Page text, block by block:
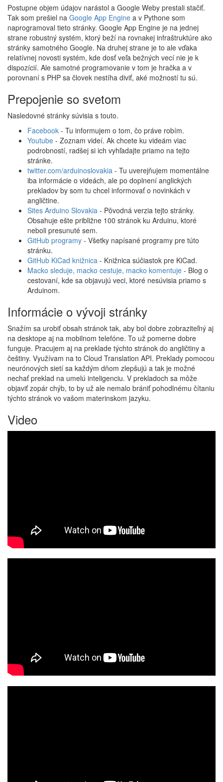
Postupne objem údajov narástol a Google Weby prestali stačiť.
Tak som prešiel na Google App Engine a v Pythone som
naprogramoval tieto stránky. Google App Engine je na jednej
strane robustný systém, ktorý beží na rovnakej infraštruktúre ako
stránky samotného Google. Na druhej strane je to ale vďaka
relatívnej novosti systém, kde dosť veľa bežných vecí nie je k
dispozícií. Ale samotné programovanie v tom je hračka a v
porovnaní s PHP sa človek nestíha diviť, aké možností tu sú.
Prepojenie so svetom
Nasledovné stránky súvisia s touto.
Facebook - Tu informujem o tom, čo práve robím.
Youtube - Zoznam videí. Ak chcete ku videám viac
podrobností, radšej si ich vyhľadajte priamo na tejto
stránke.
twitter.com/arduinoslovakia - Tu uverejňujem momentálne
iba informácie o videách, ale po doplnení anglických
prekladov by som tu chcel informovať o novinkách v
angličtine.
Sites Arduino Slovakia - Pôvodná verzia tejto stránky.
Obsahuje ešte približne 100 stránok ku Arduinu, ktoré
neboli presunuté sem.
GitHub programy - Všetky napísané programy pre túto
stránku.
GitHub KiCad knižnica - Knižnica súčiastok pre KiCad.
Macko sleduje, macko cestuje, macko komentuje - Blog o
cestovaní, kde sa objavujú veci, ktoré nesúvisia priamo s
Arduinom.
Informácie o vývoji stránky
Snažím sa urobiť obsah stránok tak, aby bol dobre zobraziteľný aj
na desktope aj na mobilnom telefóne. To už pomerne dobre
funguje. Pracujem aj na preklade týchto stránok do angličtiny a
češtiny. Využívam na to Cloud Translation API. Preklady pomocou
neurónových sietí sa každým dňom zlepšujú a tak je možné
nechať preklad na umelú inteligenciu. V prekladoch sa môže
objaviť zopár chýb, to by už ale nemalo brániť pohodlnému čítaniu
týchto stránok vo vašom materinskom jazyku.
Video